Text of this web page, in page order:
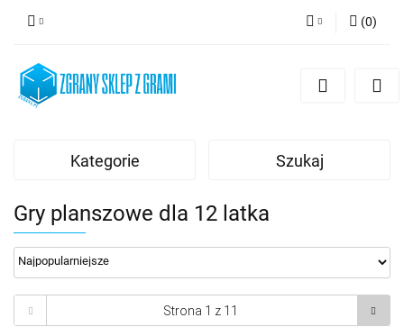
Zarejestruj się
(0)
Kategorie Szukaj
Gry planszowe dla 12 latka